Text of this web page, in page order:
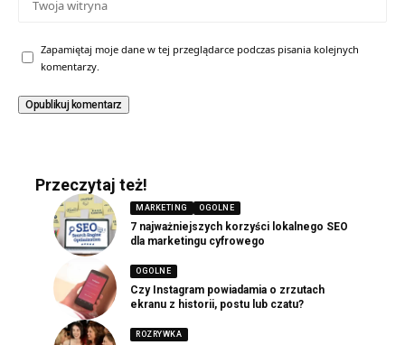
Zapamiętaj moje dane w tej przeglądarce podczas pisania kolejnych
komentarzy.
Przeczytaj też!
MARKETING OGOLNE
7 najważniejszych korzyści lokalnego SEO
dla marketingu cyfrowego
OGOLNE
Czy Instagram powiadamia o zrzutach
ekranu z historii, postu lub czatu?
ROZRYWKA